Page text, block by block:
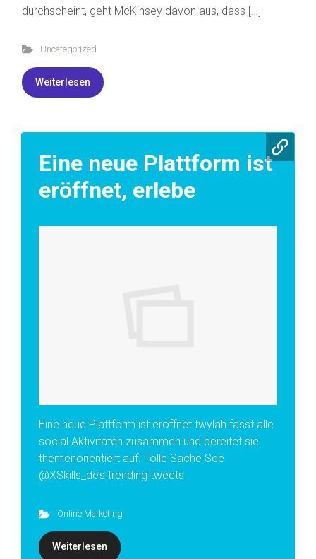
durchscheint, geht McKinsey davon aus, dass […]
Uncategorized
Weiterlesen
Eine neue Plattform ist
eröffnet, erlebe
Eine neue Plattform ist eröffnet twylah fasst alle
social Aktivitäten zusammen und bereitet sie
themenorientiert auf. Tolle Sache See
@XSkills_de’s trending tweets
Online Marketing
Weiterlesen